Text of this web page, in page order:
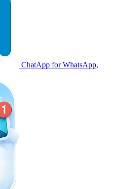
ChatApp for WhatsApp,